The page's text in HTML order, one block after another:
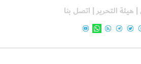
| هيئة التحرير | اتصل بنا